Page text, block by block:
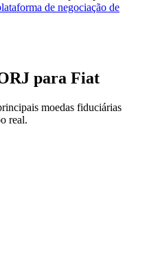
diariamente
de negociação de
para Fiat
moedas fiduciárias
real.